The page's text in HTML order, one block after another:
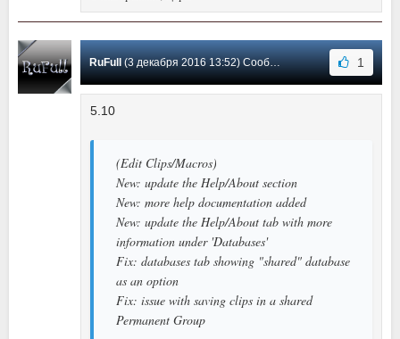
RuFull (3 декабря 2016 13:52) Сообщение #83 1
5.10
(Edit Clips/Macros)
New: update the Help/About section
New: more help documentation added
New: update the Help/About tab with more
information under 'Databases'
Fix: databases tab showing "shared" database
as an option
Fix: issue with saving clips in a shared
Permanent Group